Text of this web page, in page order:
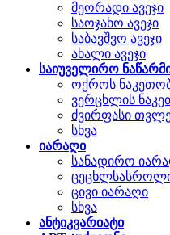
მეორადი ავეჯი
საოჯახო ავეჯი
საბავშვო ავეჯი
ახალი ავეჯი
საიუველირო
ოქროს
ვერცხლის
ძვირფასი
სხვა
იარაღი
სანადირო
ცივი იარაღი
სხვა
ანტიკვარიატი